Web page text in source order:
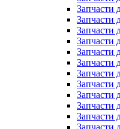
Запчасти
Запчасти
Запчасти
Запчасти
Запчасти
Запчасти
Запчасти
Запчасти
Запчасти
Запчасти
Запчасти
Запчасти